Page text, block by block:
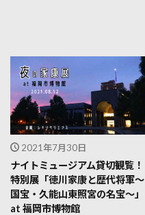
2021年7月30日
ナイトミュージアム貸切観覧！
特別展「徳川家康と歴代将軍～
国宝・久能山東照宮の名宝～」
at 福岡市博物館